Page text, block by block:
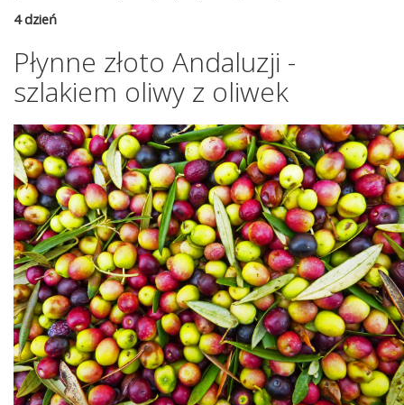
4 dzień
Płynne złoto Andaluzji -
szlakiem oliwy z oliwek